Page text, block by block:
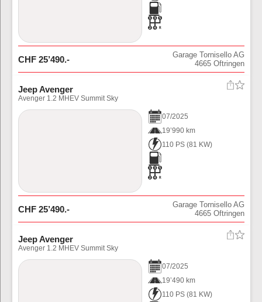
CHF 25’490.-
Garage Tornisello AG
4665 Oftringen
Jeep Avenger
Avenger 1.2 MHEV Summit Sky
07/2025
19’990 km
110 PS (81 KW)
CHF 25’490.-
Garage Tornisello AG
4665 Oftringen
Jeep Avenger
Avenger 1.2 MHEV Summit Sky
07/2025
19’490 km
110 PS (81 KW)